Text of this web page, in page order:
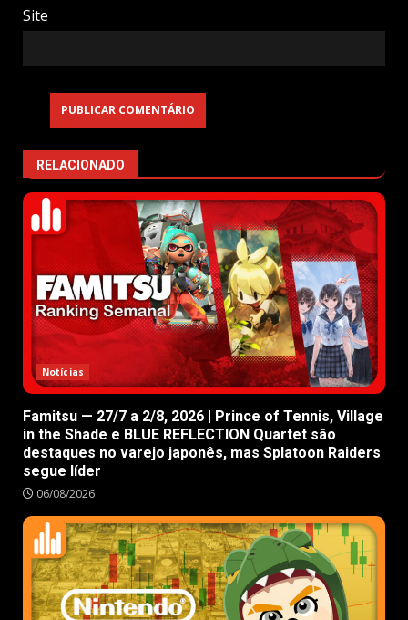
Site
RELACIONADO
Notícias
Famitsu — 27/7 a 2/8, 2026 | Prince of Tennis, Village
in the Shade e BLUE REFLECTION Quartet são
destaques no varejo japonês, mas Splatoon Raiders
segue líder
06/08/2026